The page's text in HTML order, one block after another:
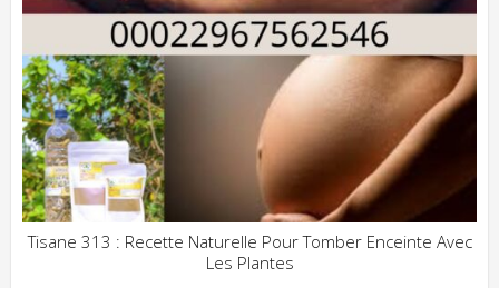
Tisane 313 : Recette Naturelle Pour Tomber Enceinte Avec
Les Plantes